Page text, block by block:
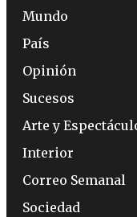
Mundo
País
Opinión
Sucesos
Arte y
Interior
Correo Semanal
Sociedad